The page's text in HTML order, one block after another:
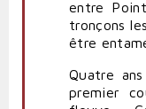
entre
tronçons
être
Quatre
premier